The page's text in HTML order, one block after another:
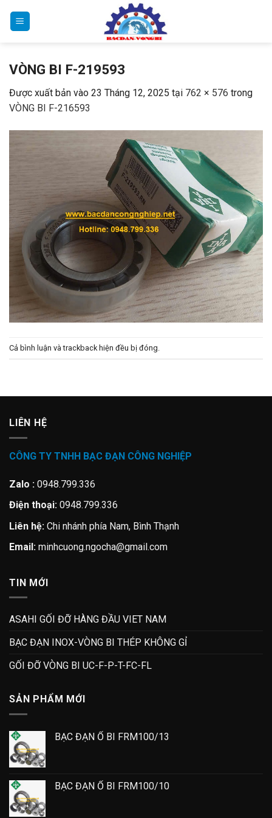
VÒNG BI F-219593
Được xuất bản vào 23 Tháng 12, 2025 tại 762 × 576 trong
VÒNG BI F-216593
Cả bình luận và trackback hiện đều bị đóng.
LIÊN HỆ
CÔNG TY TNHH BẠC ĐẠN CÔNG NGHIỆP
Zalo : 0948.799.336
Điện thoại: 0948.799.336
Liên hệ: Chi nhánh phía Nam, Bình Thạnh
Email: minhcuong.ngocha@gmail.com
TIN MỚI
ASAHI GỐI ĐỠ HÀNG ĐẦU VIET NAM
BẠC ĐẠN INOX-VÒNG BI THÉP KHÔNG GỈ
GỐI ĐỠ VÒNG BI UC-F-P-T-FC-FL
SẢN PHẨM MỚI
BẠC ĐẠN Ổ BI FRM100/13
BẠC ĐẠN Ổ BI FRM100/10